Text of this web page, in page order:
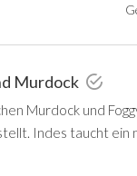
Murdock
Murdock und
Indes taucht ein